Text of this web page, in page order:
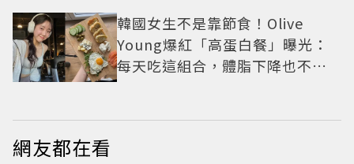
韓國女生不是靠節食！Olive
Young爆紅「高蛋白餐」曝光：
每天吃這組合，體脂下降也不怕
網友都在看